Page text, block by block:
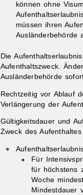
können ohne
müssen ihren
Ausländerbehörde
Die
Aufenthaltszweck.
Ausländerbehörde
Rechtzeitig vor Ablauf
Verlängerung der
Gültigkeitsdauer und
Zweck des Aufenthaltes
Für
für höchstens
Woche
Mindestdauer